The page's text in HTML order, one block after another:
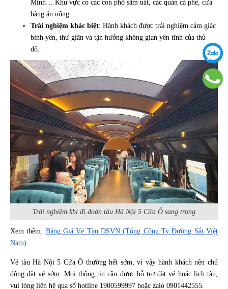
Minh… Khu vực có các con phố sầm uất, các quán cà phê, cửa
hàng ăn uống.
Trải nghiệm khác biệt: Hành khách được trải nghiệm cảm giác
bình yên, thư giãn và tận hưởng không gian yên tĩnh của thủ
đô.
Trải nghiệm khi đi đoàn tàu Hà Nội 5 Cửa Ô sang trọng
Xem thêm: Bảng Giá Vé Tàu DSVN (Tổng Công Ty Đường Sắt Việt
Nam)
Vé tàu Hà Nội 5 Cửa Ô thường hết sớm, vì vậy hành khách nên chủ
động đặt vé sớm. Mọi thông tin cần được hỗ trợ đặt vé hoặc lịch tàu,
vui lòng liên hệ qua số hotline 1900599997 hoặc zalo 0901442555.